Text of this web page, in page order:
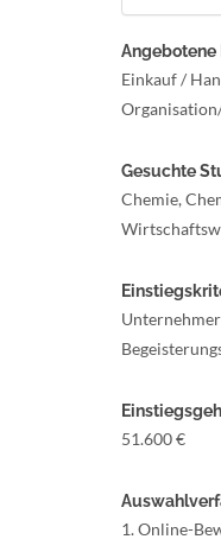
Angebotene
Einkauf /
Gesuchte
Chemie,
51.600 €
1. Online-